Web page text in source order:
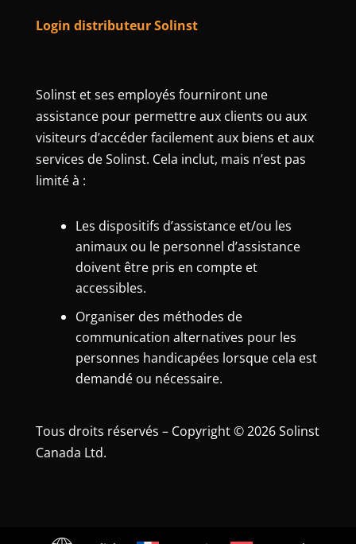
Login distributeur Solinst
Solinst et ses employés fourniront une
assistance pour permettre aux clients ou aux
visiteurs d’accéder facilement aux biens et aux
services de Solinst. Cela inclut, mais n’est pas
limité à :
Les dispositifs d’assistance et/ou les
animaux ou le personnel d’assistance
doivent être pris en compte et
accessibles.
Organiser des méthodes de
communication alternatives pour les
personnes handicapées lorsque cela est
demandé ou nécessaire.
Tous droits réservés – Copyright © 2026 Solinst
Canada Ltd.